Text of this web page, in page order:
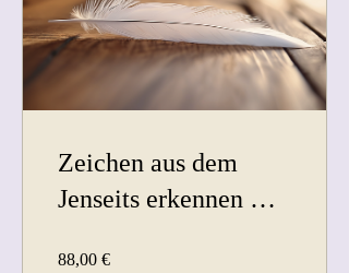
Zeichen aus dem
Jenseits erkennen &
88,00 €